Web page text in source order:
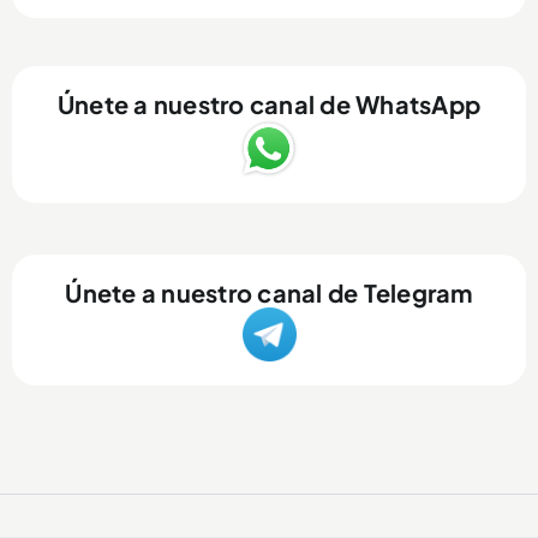
Únete a nuestro canal de WhatsApp
Únete a nuestro canal de Telegram